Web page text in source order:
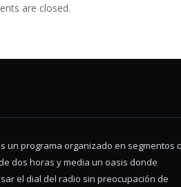
are closed.
un programa organizado en segmentos
dos horas y media un oasis donde
el dial del radio sin preocupación de